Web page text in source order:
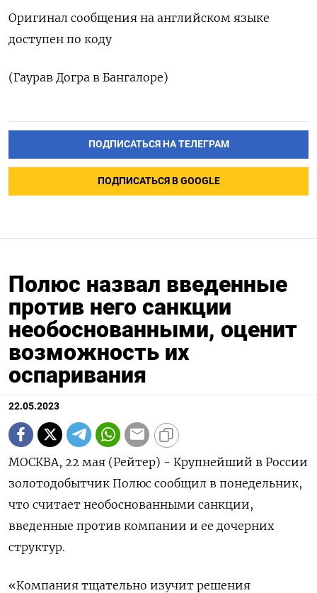
Оригинал сообщения на английском языке
доступен по коду
(Гаурав Догра в Бангалоре)
ПОДПИСАТЬСЯ НА ТЕЛЕГРАМ
ПОДПИСАТЬСЯ В GOOGLE
Полюс назвал введенные
против него санкции
необоснованными, оценит
возможность их
оспаривания
22.05.2023
МОСКВА, 22 мая (Рейтер) - Крупнейший в России
золотодобытчик Полюс сообщил в понедельник,
что считает необоснованными санкции,
введенные против компании и ее дочерних
структур.
«Компания тщательно изучит решения